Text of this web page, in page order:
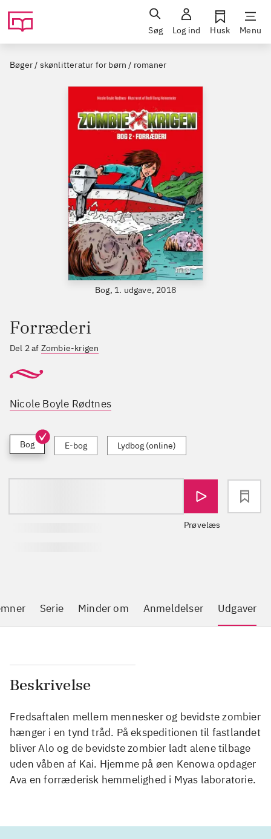
Søg Log ind Husk Menu
Bøger / skønlitteratur for børn / romaner
Bog, 1. udgave, 2018
Forræderi
Del 2 af Zombie-krigen
Nicole Boyle Rødtnes
Bog E-bog Lydbog (online)
Prøvelæs
Serie Minder om Anmeldelser Udgaver
Beskrivelse
Fredsaftalen mellem mennesker og bevidste zombier
hænger i en tynd tråd. På ekspeditionen til fastlandet
bliver Alo og de bevidste zombier ladt alene tilbage
uden våben af Kai. Hjemme på øen Kenowa opdager
Ava en forræderisk hemmelighed i Myas laboratorie.